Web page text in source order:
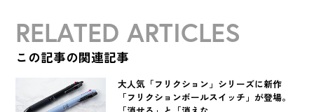
RELATED ARTICLES
この記事の関連記事
大人気「フリクション」シリーズに新作
「フリクションボールスイッチ」が登場。